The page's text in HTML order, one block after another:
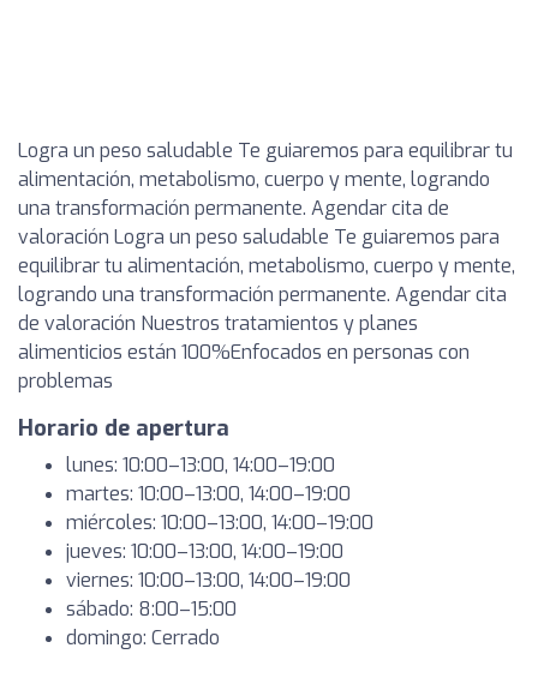
Logra un peso saludable Te guiaremos para equilibrar tu
alimentación, metabolismo, cuerpo y mente, logrando
una transformación permanente. Agendar cita de
valoración Logra un peso saludable Te guiaremos para
equilibrar tu alimentación, metabolismo, cuerpo y mente,
logrando una transformación permanente. Agendar cita
de valoración Nuestros tratamientos y planes
alimenticios están 100%Enfocados en personas con
problemas
Horario de apertura
lunes: 10:00–13:00, 14:00–19:00
martes: 10:00–13:00, 14:00–19:00
miércoles: 10:00–13:00, 14:00–19:00
jueves: 10:00–13:00, 14:00–19:00
viernes: 10:00–13:00, 14:00–19:00
sábado: 8:00–15:00
domingo: Cerrado